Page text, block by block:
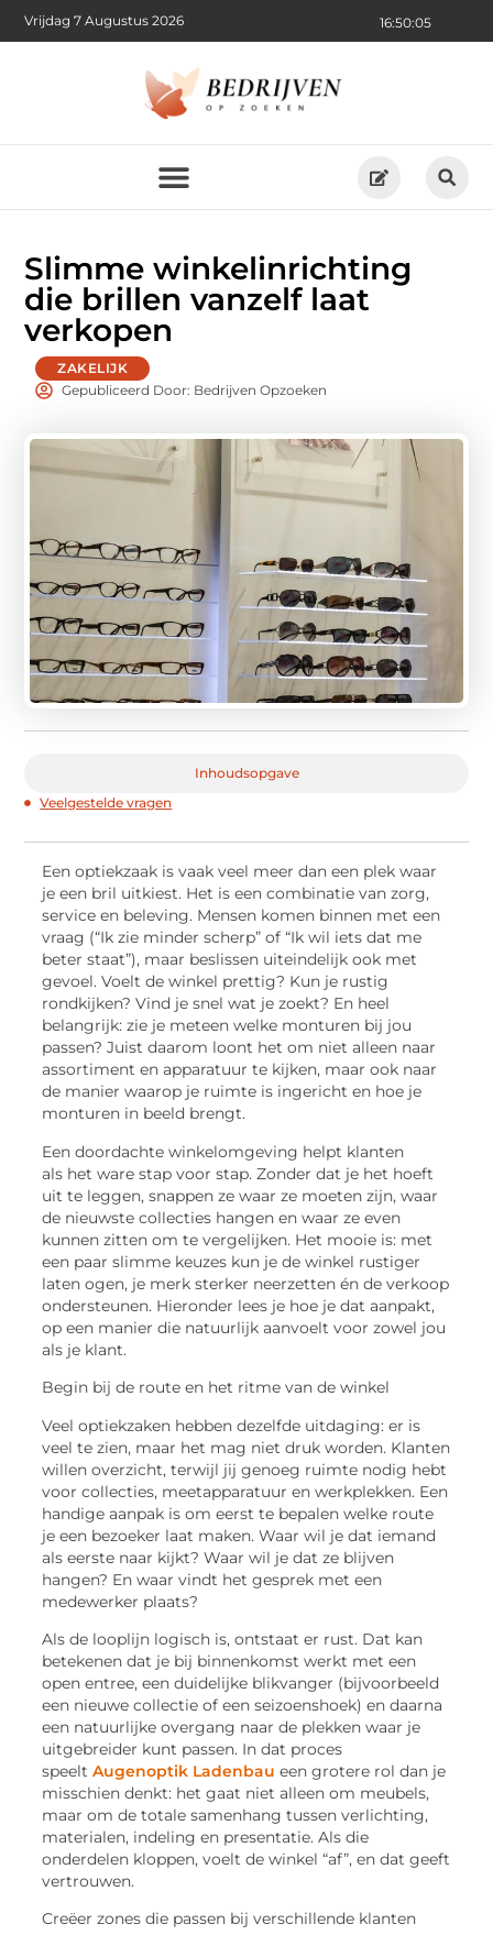
16:50:06
Vrijdag 7 Augustus 2026
Slimme winkelinrichting
die brillen vanzelf laat
verkopen
ZAKELIJK
Gepubliceerd Door: Bedrijven Opzoeken
Inhoudsopgave
Veelgestelde vragen
Een optiekzaak is vaak veel meer dan een plek waar
je een bril uitkiest. Het is een combinatie van zorg,
service en beleving. Mensen komen binnen met een
vraag (“Ik zie minder scherp” of “Ik wil iets dat me
beter staat”), maar beslissen uiteindelijk ook met
gevoel. Voelt de winkel prettig? Kun je rustig
rondkijken? Vind je snel wat je zoekt? En heel
belangrijk: zie je meteen welke monturen bij jou
passen? Juist daarom loont het om niet alleen naar
assortiment en apparatuur te kijken, maar ook naar
de manier waarop je ruimte is ingericht en hoe je
monturen in beeld brengt.
Een doordachte winkelomgeving helpt klanten
als het ware stap voor stap. Zonder dat je het hoeft
uit te leggen, snappen ze waar ze moeten zijn, waar
de nieuwste collecties hangen en waar ze even
kunnen zitten om te vergelijken. Het mooie is: met
een paar slimme keuzes kun je de winkel rustiger
laten ogen, je merk sterker neerzetten én de verkoop
ondersteunen. Hieronder lees je hoe je dat aanpakt,
op een manier die natuurlijk aanvoelt voor zowel jou
als je klant.
Begin bij de route en het ritme van de winkel
Veel optiekzaken hebben dezelfde uitdaging: er is
veel te zien, maar het mag niet druk worden. Klanten
willen overzicht, terwijl jij genoeg ruimte nodig hebt
voor collecties, meetapparatuur en werkplekken. Een
handige aanpak is om eerst te bepalen welke route
je een bezoeker laat maken. Waar wil je dat iemand
als eerste naar kijkt? Waar wil je dat ze blijven
hangen? En waar vindt het gesprek met een
medewerker plaats?
Als de looplijn logisch is, ontstaat er rust. Dat kan
betekenen dat je bij binnenkomst werkt met een
open entree, een duidelijke blikvanger (bijvoorbeeld
een nieuwe collectie of eenseizoenshoek) en daarna
een natuurlijke overgang naar de plekken waar je
uitgebreider kunt passen. In dat proces
speeltAugenoptik Ladenbau een grotere rol dan je
misschien denkt: het gaat niet alleen om meubels,
maar om de totale samenhang tussen verlichting,
materialen, indeling en presentatie. Als die
onderdelen kloppen, voelt de winkel “af”, en dat geeft
vertrouwen.
Creëer zones die passen bij verschillende klanten